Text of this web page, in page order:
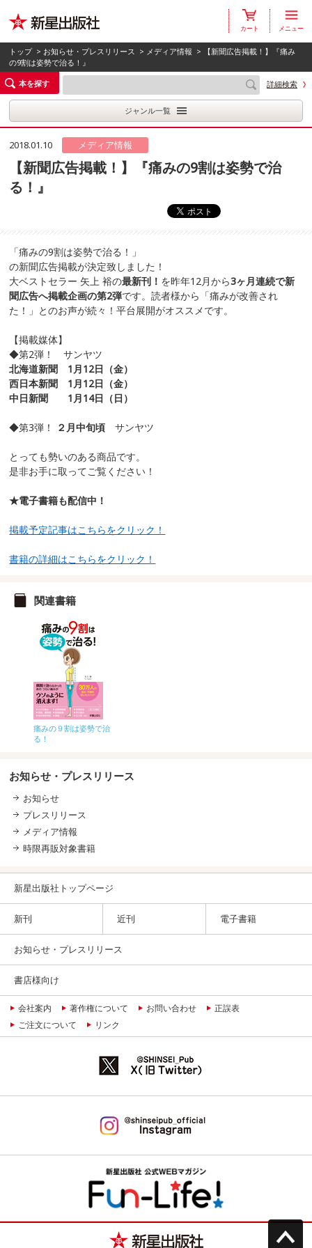
カート メニュー
トップ> お知らせ・プレスリリース > メディア情報 > 【新聞広告掲載！】『痛み
の9割は姿勢で治る！』
本を探す
詳細検索
ジャンル一覧
2018.01.10 メディア情報
【新聞広告掲載！】『痛みの9割は姿勢で治
る！』
「痛みの9割は姿勢で治る！」
の新聞広告掲載が決定致しました！
大ベストセラー 矢上 裕の最新刊！ を昨年12月から3ヶ月連続で新
聞広告へ掲載企画の第2弾です。読者様から「痛みが改善され
た！」とのお声が続々！平台展開がオススメです。
【掲載媒体】
◆第2弾！ サンヤツ
北海道新聞 1月12日（金）
西日本新聞 1月12日（金）
中日新聞 1月14日（日）
◆第3弾！ ２月中旬頃 サンヤツ
とっても勢いのある商品です。
是非お手に取ってご覧ください！
★電子書籍も配信中！
掲載予定記事はこちらをクリック！
書籍の詳細はこちらをクリック！
関連書籍
痛みの９割は姿勢で治
る！
お知らせ・プレスリリース
お知らせ
プレスリリース
メディア情報
時限再販対象書籍
新星出版社トップページ
新刊 近刊 電子書籍
お知らせ・プレスリリース
書店様向け
会社案内 著作権について お問い合わせ
正誤表
ご注文について
リンク